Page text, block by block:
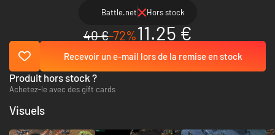
Battle.net Hors stock
40 €-72%11.25 €
Recevoir un e-mail lors de la remise en stock
Produit hors stock ?
Achetez-le avec des gift cards
Visuels